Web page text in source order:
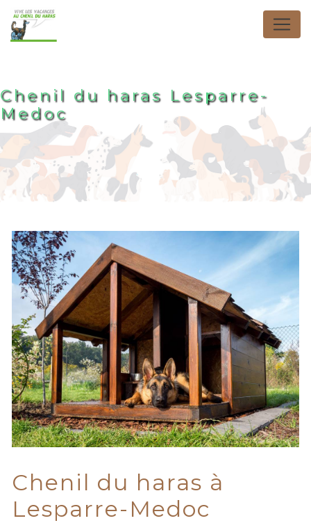
Panneau de gestion des cookies
Chenil du haras Lesparre-
Medoc
Chenil du haras à
Lesparre-Medoc